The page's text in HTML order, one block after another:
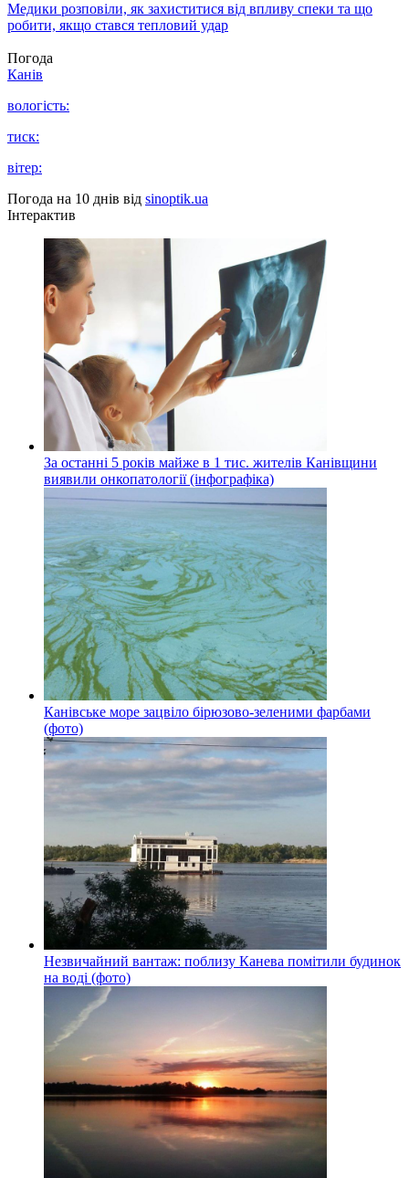
Медики розповіли, як захиститися від впливу спеки та що
робити, якщо стався тепловий удар
Погода
Канів
вологість:
тиск:
вітер:
Погода на 10 днів від sinoptik.ua
Інтерактив
За останні 5 років майже в 1 тис. жителів Канівщини
виявили онкопатології (інфографіка)
Канівське море зацвіло бірюзово-зеленими фарбами
(фото)
Незвичайний вантаж: поблизу Канева помітили будинок
на воді (фото)